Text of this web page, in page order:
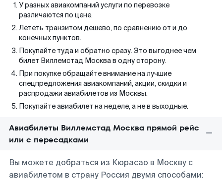
У разных авиакомпаний услуги по перевозке
различаются по цене.
Лететь транзитом дешево, по сравнению от и до
конечных пунктов.
Покупайте туда и обратно сразу. Это выгоднее чем
билет Виллемстад Москва в одну сторону.
При покупке обращайте внимание на лучшие
спецпредложения авиакомпаний, акции, скидки и
распродажи авиабилетов из Москвы.
Покупайте авиабилет на неделе, а не в выходные.
Авиабилеты Виллемстад Москва прямой рейс
или с пересадками
Вы можете добраться из Кюрасао в Москву с
авиабилетом в страну Россия двумя способами: